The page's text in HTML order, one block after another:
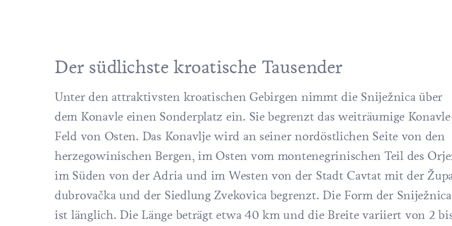
Der südlichste kroatische Tausender
Unter den attraktivsten kroatischen Gebirgen nimmt die Sniježnica über
dem Konavle einen Sonderplatz ein. Sie begrenzt das weiträumige
Feld von Osten. Das Konavlje wird an seiner nordöstlichen Seite von den
herzegowinischen Bergen, im Osten vom montenegrinischen Teil des
im Süden von der Adria und im Westen von der Stadt Cavtat mit der
dubrovačka und der Siedlung Zvekovica begrenzt. Die Form der Sniježnica
ist länglich. Die Länge beträgt etwa 40 km und die Breite variiert von 2